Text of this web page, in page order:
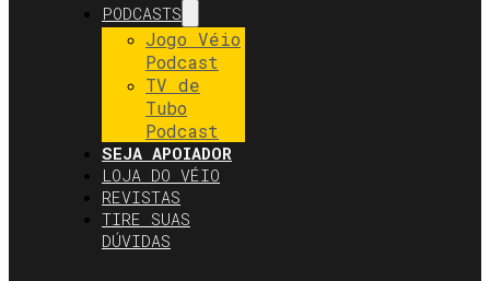
PODCASTS
Jogo Véio
Podcast
TV de
Tubo
Podcast
SEJA APOIADOR
LOJA DO VÉIO
REVISTAS
TIRE SUAS
DÚVIDAS